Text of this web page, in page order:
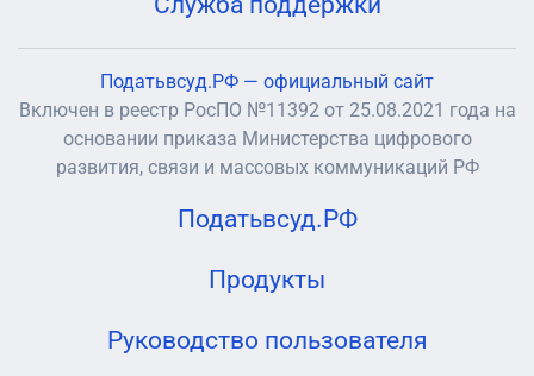
Податьвсуд.РФ — официальный сайт
Включен в реестр РосПО №11392 от 25.08.2021 года на
основании приказа Министерства цифрового
развития, связи и массовых коммуникаций РФ
Податьвсуд.РФ
Продукты
Руководство пользователя